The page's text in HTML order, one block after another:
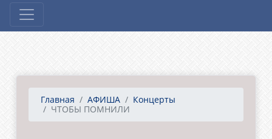
Главная АФИША
Концерты
ЧТОБЫ ПОМНИЛИ